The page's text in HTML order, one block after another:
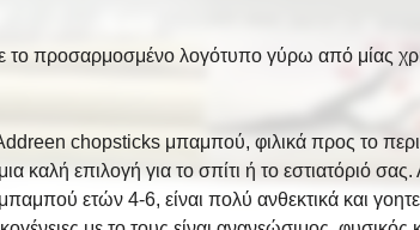
το προσαρμοσμένο λογότυπο γύρω από μίας
chopsticks μπαμπού, φιλικά προς το
μια καλή επιλογή για το σπίτι ή το εστιατόριό
ετών 4-6, είναι πολύ ανθεκτικά και